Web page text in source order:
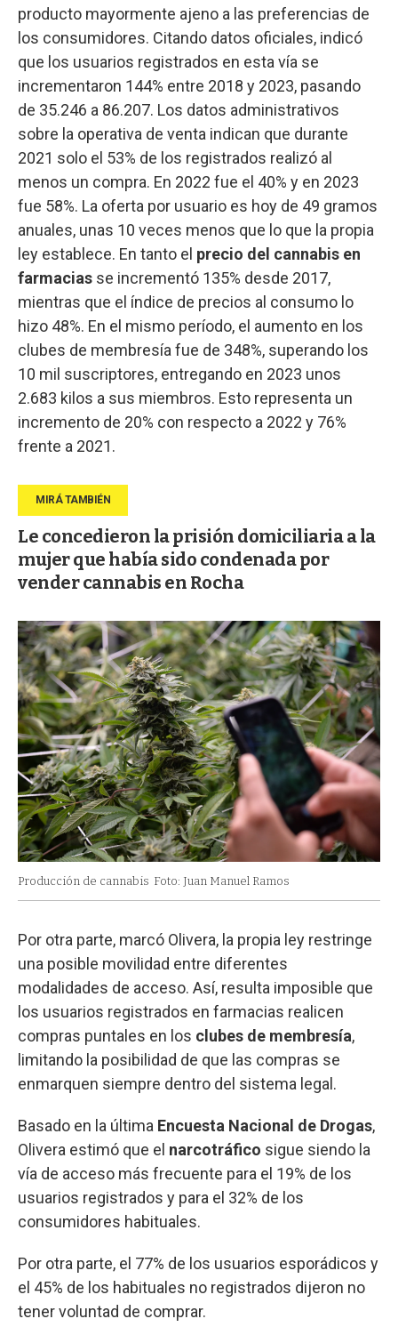
producto mayormente ajeno a las preferencias de
los consumidores. Citando datos oficiales, indicó
que los usuarios registrados en esta vía se
incrementaron 144% entre 2018 y 2023, pasando
de 35.246 a 86.207. Los datos administrativos
sobre la operativa de venta indican que durante
2021 solo el 53% de los registrados realizó al
menos un compra. En 2022 fue el 40% y en 2023
fue 58%. La oferta por usuario es hoy de 49 gramos
anuales, unas 10 veces menos que lo que la propia
ley establece. En tanto el precio del cannabis en
farmacias se incrementó 135% desde 2017,
mientras que el índice de precios al consumo lo
hizo 48%. En el mismo período, el aumento en los
clubes de membresía fue de 348%, superando los
10 mil suscriptores, entregando en 2023 unos
2.683 kilos a sus miembros. Esto representa un
incremento de 20% con respecto a 2022 y 76%
frente a 2021.
Le concedieron la prisión domiciliaria a la
mujer que había sido condenada por
vender cannabis en Rocha
Producción de cannabis Foto: Juan Manuel Ramos
Por otra parte, marcó Olivera, la propia ley restringe
una posible movilidad entre diferentes
modalidades de acceso. Así, resulta imposible que
los usuarios registrados en farmacias realicen
compras puntales en los clubes de membresía,
limitando la posibilidad de que las compras se
enmarquen siempre dentro del sistema legal.
Basado en la última Encuesta Nacional de Drogas,
Olivera estimó que el narcotráfico sigue siendo la
vía de acceso más frecuente para el 19% de los
usuarios registrados y para el 32% de los
consumidores habituales.
Por otra parte, el 77% de los usuarios esporádicos y
el 45% de los habituales no registrados dijeron no
tener voluntad de comprar.